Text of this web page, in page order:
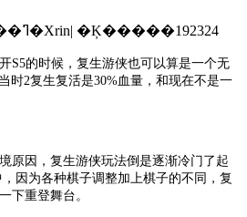
�����ߣ�Xrin| �Ķ�����192324
S5的时候，复生游侠也可以算是一个无
时2复生复活是30%血量，和现在不是一
原因，复生游侠玩法倒是逐渐冷门了起
，因为各种棋子调整加上棋子的不同，复
下重登舞台。